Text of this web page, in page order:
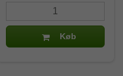
Køb